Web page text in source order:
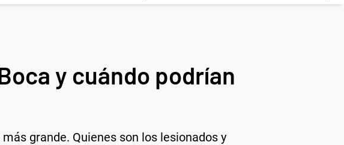
y cuándo podrían
grande. Quienes son los lesionados y